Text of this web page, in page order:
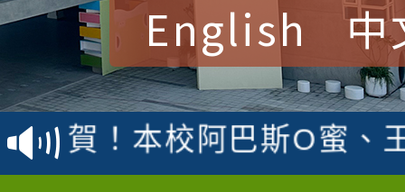
English 中
賀！本校參加桃園市中
賽 洪綺君教師榮獲社
名
賀！本校阿巴斯O蜜、
倩參加桃園市科展 國
賀！本校四年二班張O